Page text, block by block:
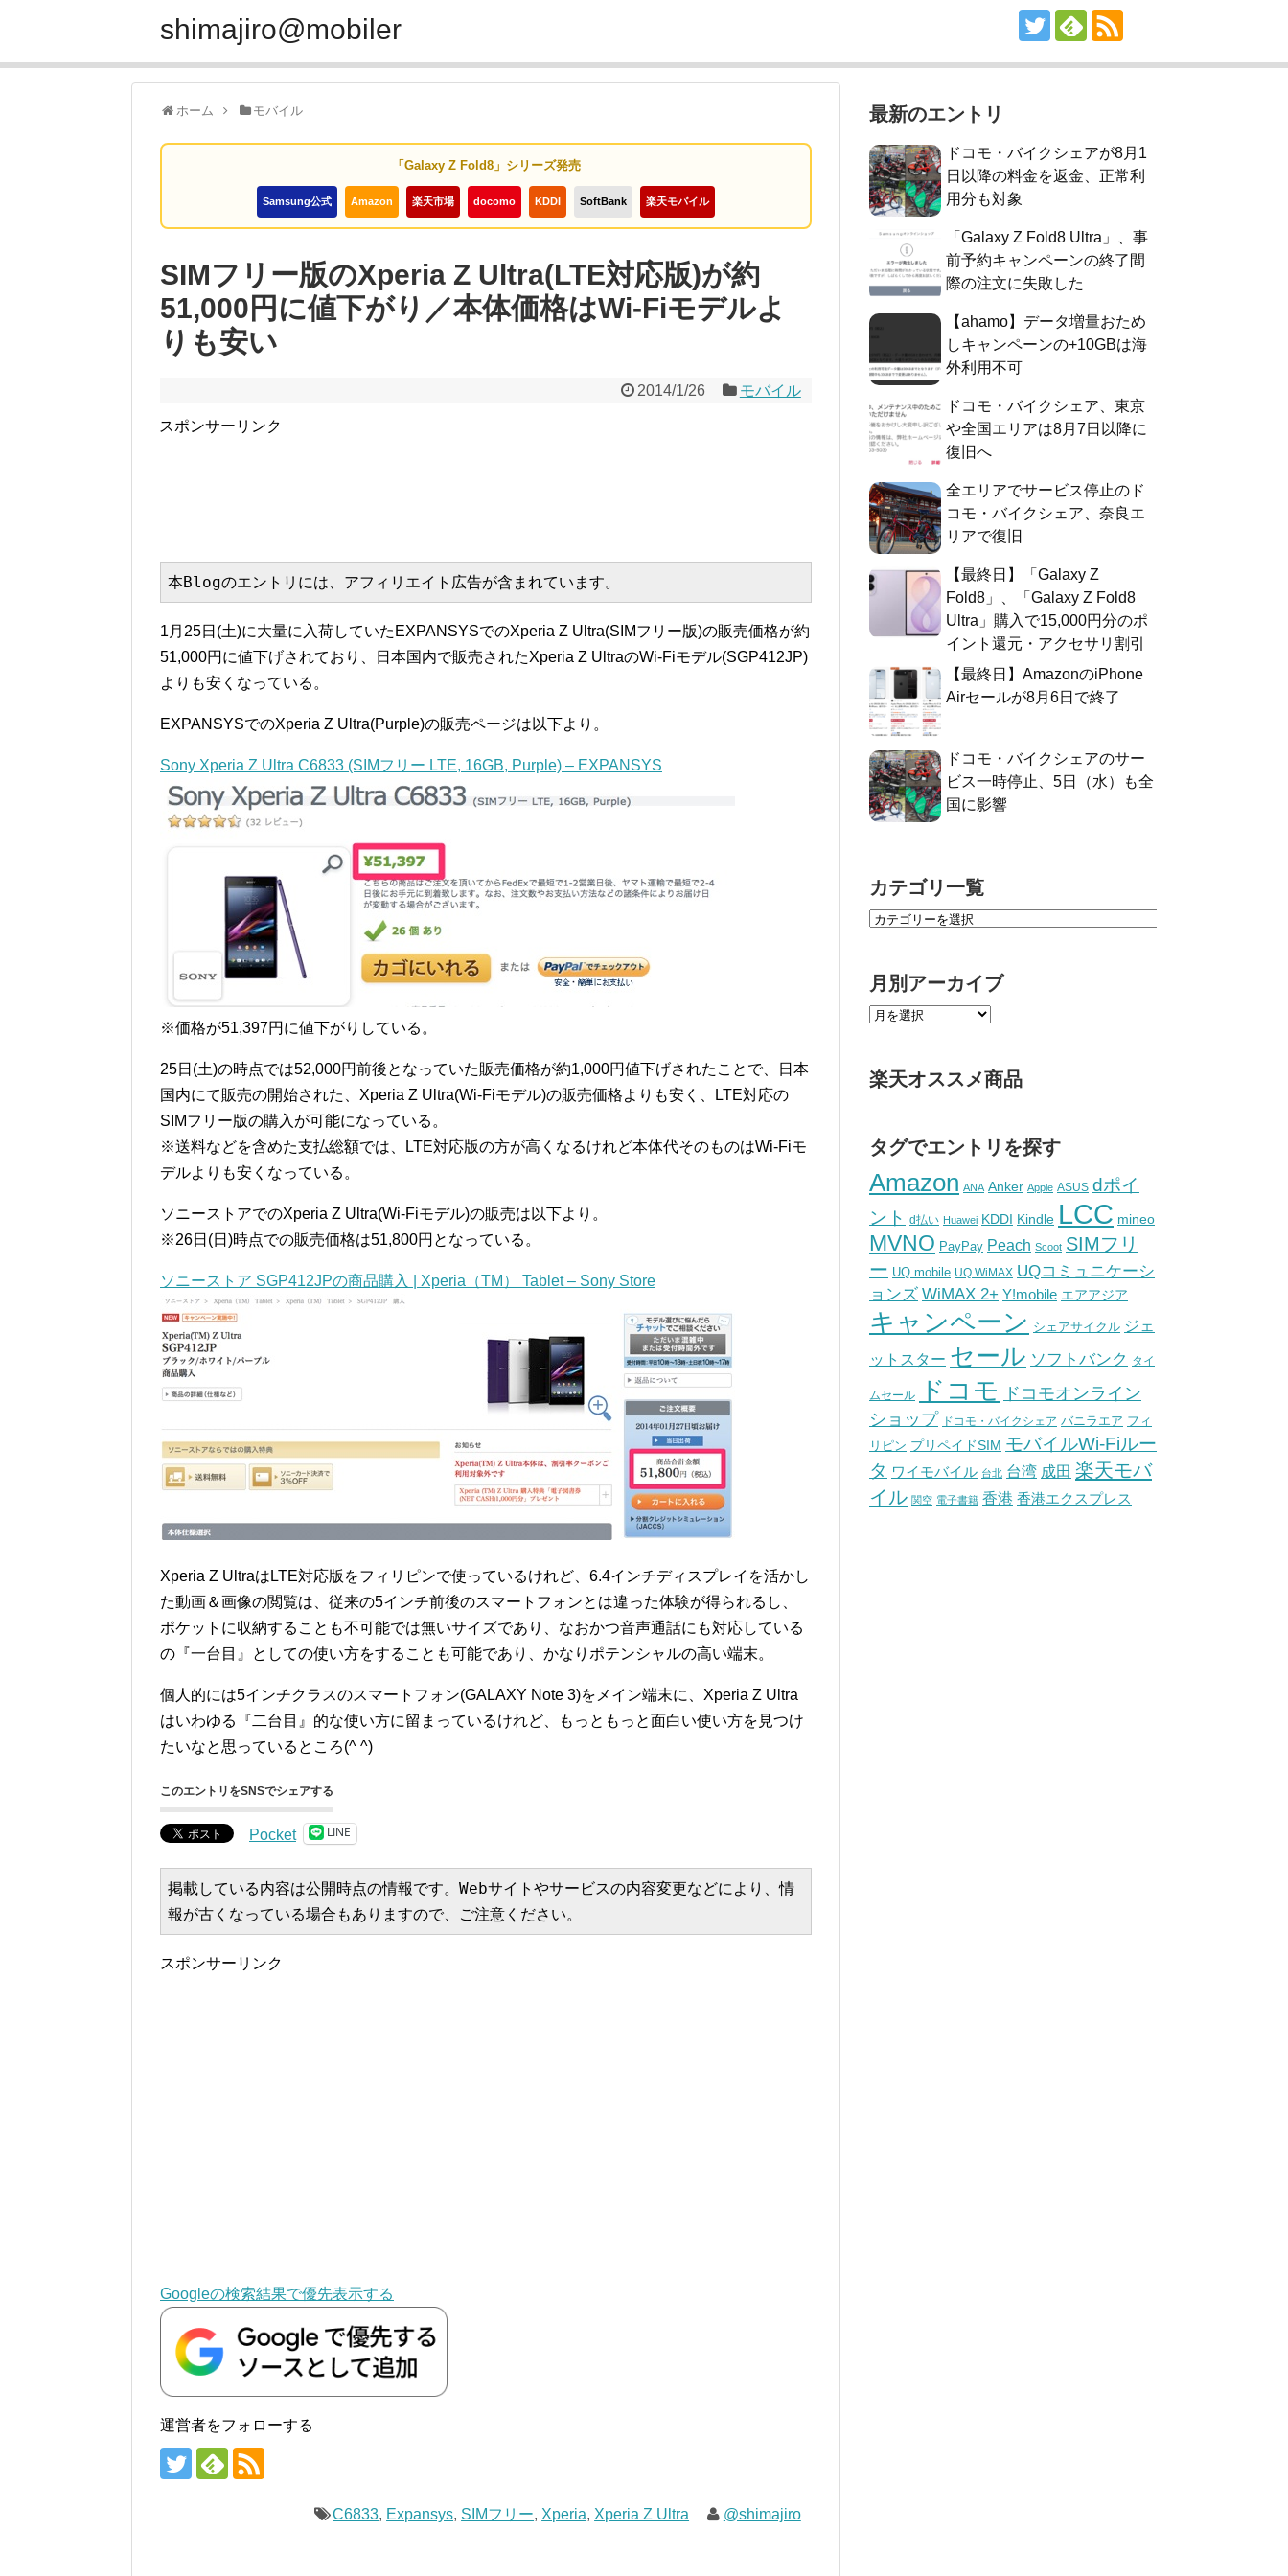
shimajiro@mobiler
ホーム モバイル
「Galaxy Z Fold8」シリーズ発売
Samsung公式 Amazon 楽天市場 docomo KDDI SoftBank 楽天モバイル
SIMフリー版のXperia Z Ultra(LTE対応版)が約
51,000円に値下がり／本体価格はWi-Fiモデルよ
りも安い
2014/1/26 モバイル
スポンサーリンク
本Blogのエントリには、アフィリエイト広告が含まれています。
1月25日(土)に大量に入荷していたEXPANSYSでのXperia Z Ultra(SIMフリー版)の販売価格が約
51,000円に値下げされており、日本国内で販売されたXperia Z UltraのWi-Fiモデル(SGP412JP)
よりも安くなっている。
EXPANSYSでのXperia Z Ultra(Purple)の販売ページは以下より。
Sony Xperia Z Ultra C6833 (SIMフリー LTE, 16GB, Purple) – EXPANSYS
※価格が51,397円に値下がりしている。
25日(土)の時点では52,000円前後となっていた販売価格が約1,000円値下げされたことで、日本
国内にて販売の開始された、Xperia Z Ultra(Wi-Fiモデル)の販売価格よりも安く、LTE対応の
SIMフリー版の購入が可能になっている。
※送料などを含めた支払総額では、LTE対応版の方が高くなるけれど本体代そのものはWi-Fiモ
デルよりも安くなっている。
ソニーストアでのXperia Z Ultra(Wi-Fiモデル)の販売は以下より。
※26日(日)時点での販売価格は51,800円となっている。
ソニーストア SGP412JPの商品購入 | Xperia（TM） Tablet – Sony Store
Xperia Z UltraはLTE対応版をフィリピンで使っているけれど、6.4インチディスプレイを活かし
た動画＆画像の閲覧は、従来の5インチ前後のスマートフォンとは違った体験が得られるし、
ポケットに収納することも不可能では無いサイズであり、なおかつ音声通話にも対応している
の『一台目』としての使い方をすることも可能であり、かなりポテンシャルの高い端末。
個人的には5インチクラスのスマートフォン(GALAXY Note 3)をメイン端末に、Xperia Z Ultra
はいわゆる『二台目』的な使い方に留まっているけれど、もっともっと面白い使い方を見つけ
たいなと思っているところ(^ ^)
このエントリをSNSでシェアする
Pocket LINE
掲載している内容は公開時点の情報です。Webサイトやサービスの内容変更などにより、情
報が古くなっている場合もありますので、ご注意ください。
スポンサーリンク
Googleの検索結果で優先表示する
運営者をフォローする
C6833, Expansys, SIMフリー, Xperia, Xperia Z Ultra @shimajiro
最新のエントリ
ドコモ・バイクシェアが8月1
日以降の料金を返金、正常利
用分も対象
「Galaxy Z Fold8 Ultra」、事
前予約キャンペーンの終了間
際の注文に失敗した
【ahamo】データ増量おため
しキャンペーンの+10GBは海
外利用不可
ドコモ・バイクシェア、東京
や全国エリアは8月7日以降に
復旧へ
全エリアでサービス停止のド
コモ・バイクシェア、奈良エ
リアで復旧
【最終日】「Galaxy Z
Fold8」、「Galaxy Z Fold8
Ultra」購入で15,000円分のポ
イント還元・アクセサリ割引
【最終日】AmazonのiPhone
Airセールが8月6日で終了
ドコモ・バイクシェアのサー
ビス一時停止、5日（水）も全
国に影響
カテゴリ一覧
月別アーカイブ
楽天オススメ商品
タグでエントリを探す
Amazon ANA Anker Apple ASUS dポイ
ント
d払い Huawei KDDI Kindle LCC mineo
MVNO PayPay Peach Scoot SIMフリ
ー UQ mobile UQ WiMAX UQコミュニケーシ
ョンズ WiMAX 2+ Y!mobile エアアジア
キャンペーン シェアサイクル ジェ
ットスター セール ソフトバンク タイ
ムセール ドコモ
ドコモオンライン
ショップ ドコモ・バイクシェア バニラエア フィ
リピン プリペイドSIM モバイルWi-Fiルー
タ ワイモバイル 台北 台湾 成田 楽天モバ
イル 関空 電子書籍 香港 香港エクスプレス